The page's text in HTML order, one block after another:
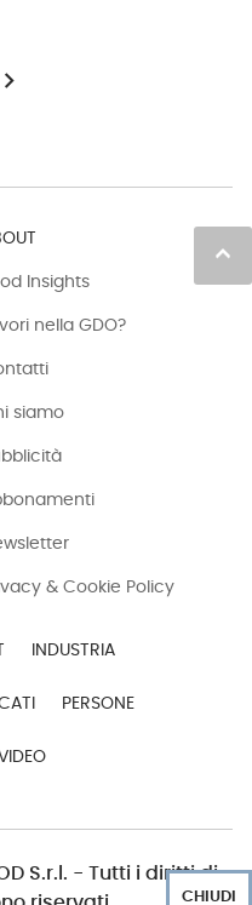
chevron_right
keyboard_arrow_up
Insights
nella GDO?
siamo
& Cookie Policy
INDUSTRIA
PERSONE
S.r.l. - Tutti i diritti di
CHIUDI